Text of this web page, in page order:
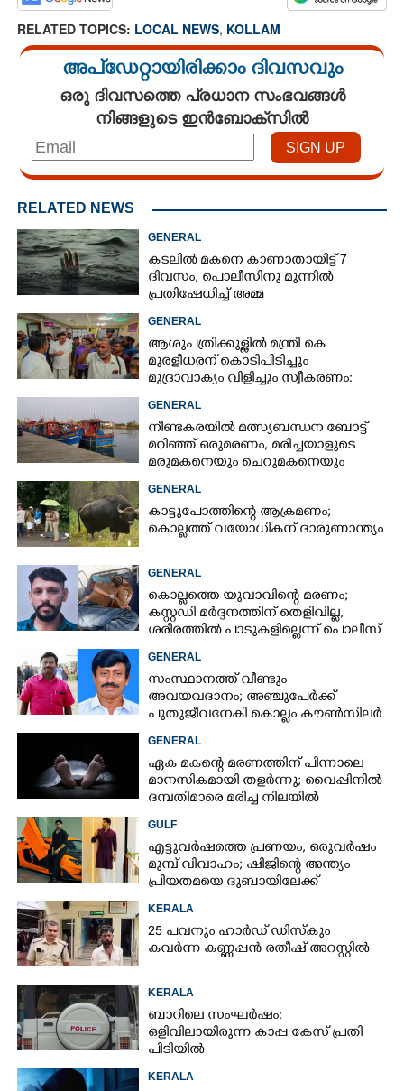
RELATED TOPICS: LOCAL NEWS, KOLLAM
അപ്ഡേറ്റായിരിക്കാം ദിവസവും
ഒരു ദിവസത്തെ പ്രധാന സംഭവങ്ങൾ
നിങ്ങളുടെ ഇൻബോക്സിൽ
RELATED NEWS
GENERAL
കടലിൽ മകനെ കാണാതായിട്ട് 7
ദിവസം, പൊലീസിനു മുന്നിൽ
പ്രതിഷേധിച്ച് അമ്മ
GENERAL
ആശുപത്രിക്കുള്ളിൽ മന്ത്രി കെ
മുരളീധരന് കൊടിപിടിച്ചും
മുദ്രാവാക്യം വിളിച്ചും സ്വീകരണം:
പിന്നാലെ വ്യാപകവിമർശനം
GENERAL
നീണ്ടകരയിൽ മത്സ്യബന്ധന ബോട്ട്
മറിഞ്ഞ്​ ഒരുമരണം,​ മരിച്ചയാളുടെ
മരുമകനെയും ചെറുമകനെയും
കാണാനില്ല
GENERAL
കാട്ടുപോത്തിന്റെ ആക്രമണം;
കൊല്ലത്ത് വയോധികന് ദാരുണാന്ത്യം
GENERAL
കൊല്ലത്തെ യുവാവിന്റെ മരണം;
കസ്റ്റഡി മർദ്ദനത്തിന് തെളിവില്ല,
ശരീരത്തിൽ പാടുകളില്ലെന്ന് പൊലീസ്
GENERAL
സംസ്ഥാനത്ത് വീണ്ടും
അവയവദാനം; അഞ്ചുപേർക്ക്
പുതുജീവനേകി കൊല്ലം കൗൺസിലർ
ബി അജിത് കുമാർ
GENERAL
ഏക മകന്റെ മരണത്തിന് പിന്നാലെ
മാനസികമായി തളർന്നു; വൈപ്പിനിൽ
ദമ്പതിമാരെ മരിച്ച നിലയിൽ
കണ്ടെത്തി
GULF
എട്ടുവർഷത്തെ പ്രണയം,​ ഒരുവർഷം
മുമ്പ് വിവാഹം; ഷിജിന്റെ അന്ത്യം
പ്രിയതമയെ ദുബായിലേക്ക്
കൊണ്ടുവരാനുള്ള ഒരുക്കത്തിനിടെ
KERALA
25 പവനും ഹാർഡ് ഡിസ്കും
കവർന്ന കണ്ണപ്പൻ രതീഷ് അറസ്റ്റിൽ
KERALA
ബാറിലെ സംഘർഷം:
ഒളിവിലായിരുന്ന കാപ്പ കേസ് പ്രതി
പിടിയിൽ
KERALA